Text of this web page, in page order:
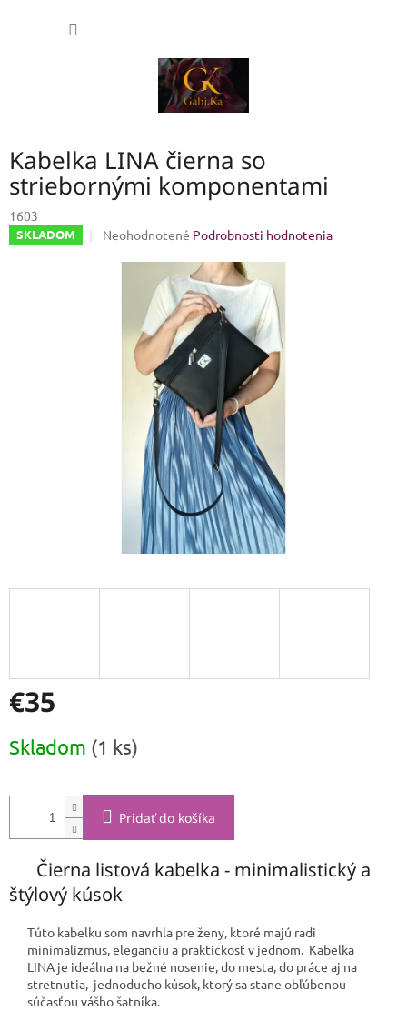
Kabelka LINA čierna so
striebornými komponentami
1603
SKLADOM
Priemerné
hviezdičiek.
Neohodnotené Podrobnosti hodnotenia
€35
cena:
Skladom (1 ks)
Pridať do košíka
Čierna listová kabelka - minimalistický a
štýlový kúsok
Túto kabelku som navrhla pre ženy, ktoré majú radi
minimalizmus, eleganciu a praktickosť v jednom. Kabelka
LINA je ideálna na bežné nosenie, do mesta, do práce aj na
stretnutia, jednoducho kúsok, ktorý sa stane obľúbenou
súčasťou vášho šatníka.